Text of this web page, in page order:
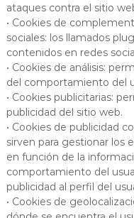
ataques contra el sitio
• Cookies de
sociales: los llamados
contenidos en redes
• Cookies de análisis:
del comportamiento del
• Cookies publicitarias:
publicidad del sitio web.
• Cookies de publicidad
sirven para gestionar los
en función de la
comportamiento del
publicidad al perfil del
• Cookies de